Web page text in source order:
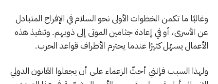
وغالبًا ما تكمن الخطوات الأولى نحو السلام في الإفراج المتبادل
عن الأسرى، أو في إعادة جثامين الموتى إلى ذويهم. وتنفيذ هذه
الأعمال يسهُل كثيرًا عندما يحترم الأطراف قواعد الحرب.
ولهذا السبب فإنني أحثّ الزعماء على أن يجعلوا القانون الدولي